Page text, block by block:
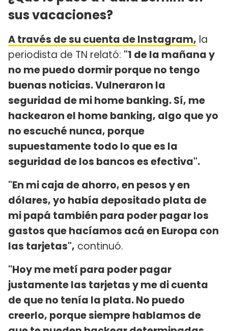
sus vacaciones?
A través de su cuenta de Instagram, la
periodista de TN relató: "1 de la mañana y
no me puedo dormir porque no tengo
buenas noticias. Vulneraron la
seguridad de mi home banking. Sí, me
hackearon el home banking, algo que yo
no escuché nunca, porque
supuestamente todo lo que es la
seguridad de los bancos es efectiva".
"En mi caja de ahorro, en pesos y en
dólares, yo había depositado plata de
mi papá también para poder pagar los
gastos que hacíamos acá en Europa con
las tarjetas", continuó.
"Hoy me metí para poder pagar
justamente las tarjetas y me di cuenta
de que no tenía la plata. No puedo
creerlo, porque siempre hablamos de